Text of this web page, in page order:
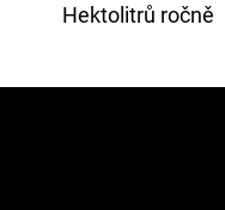
Hektolitrů ročně